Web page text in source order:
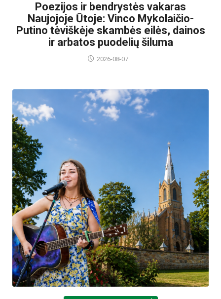
Poezijos ir bendrystės vakaras
Naujojoje Ūtoje: Vinco Mykolaičio-
Putino tėviškėje skambės eilės, dainos
ir arbatos puodelių šiluma
2026-08-07